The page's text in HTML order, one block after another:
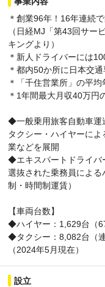
＊創業96年！16年連続
（日経MJ「第43回サー
キングより）
＊新人ドライバーには
＊都内50か所に日本交
＊「千住営業所」の平
＊1年間最大月収40万円
◆一般乗用旅客自動車運
タクシー・ハイヤーに
業などを展開
◆エキスパートドライバ
選抜された乗務員によ
制・時間制運賃）
【車両台数】
◆ハイヤー：1,629台（
◆タクシー：8,082台（
（2024年5月現在）
設立